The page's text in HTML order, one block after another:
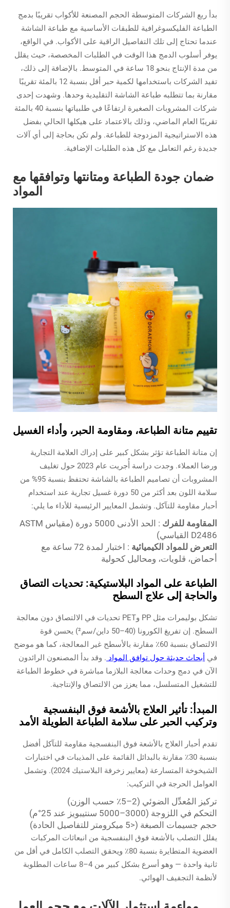
بدأ ربع الشركات المتوسطة الحجم المصنعة للأكواب تقريبًا بدمج
الطباعة الفليكسوغرافية للطبقات الأساسية مع طباعة الشاشة
عندما تحتاج إلى تلك التفاصيل الراقية على الأكواب. في الواقع،
يوفر أسلوب الدمج هذا الوقت في الطلبات المخصصة، حيث يقلل
من مدة الإنتاج بنحو 18 ساعة في المتوسط. بالإضافة إلى ذلك،
تفيد الشركات باستخدامها لكمية حبر أقل بنسبة 12 بالمئة تقريبًا
مقارنة بما تتطلبه طباعة الشاشة التقليدية وحدها. وشهدت إحدى
شركات المشروبات الصغيرة ارتفاعًا في طلبياتها بنسبة 40 بالمئة
تقريبًا العام الماضي، وذلك بالاعتماد على هيكلها الحالي بفضل
هذه الاستراتيجية المزدوجة للطباعة. ولم تكن بحاجة إلى أي آلات
جديدة رغم التعامل مع كل هذه الطلبات الإضافية.
ضمان جودة الطباعة ومتانتها وتوافقها مع
المواد
تقييم متانة الطباعة، ومقاومة الحبر، وأداء الغسيل
إن متانة الطباعة تؤثر بشكل كبير على إدراك العلامة التجارية
ورضا العملاء. وجدت دراسة أُجريت عام 2023 حول تغليف
المشروبات أن تصاميم الطباعة بالشاشة تحتفظ بنسبة 95% من
سلامة اللون بعد أكثر من 50 دورة غسيل تجارية عند استخدام
أحبار مقاومة للتآكل. وتشمل المعايير الرئيسية للأداء ما يلي:
المقاومة للفرك
: الحد الأدنى 5000 دورة (مقياس ASTM
D2486 القياسي)
التعرض للمواد الكيميائية
: اختبار لمدة 72 ساعة مع
أحماض، قلويات، ومحاليل كحولية
الطباعة على المواد البلاستيكية: تحديات التصاق
والحاجة إلى علاج السطح
تشكل بوليمرات مثل PP وPET تحديات في الالتصاق دون معالجة
السطح. إن تفريغ الكورونا (40–50 داين/سم²) يحسن قوة
الالتصاق بنسبة 60٪ مقارنة بالأسطح غير المعالجة، كما هو موضح
في أبحاث حديثة حول توافق المواد . وقد بدأ المصنعون الرائدون
الآن في دمج وحدات معالجة البلازما مباشرة في خطوط الطباعة
للتشغيل المتسلسل، مما يعزز من الالتصاق والإنتاجية.
المبدأ: تأثير العلاج بالأشعة فوق البنفسجية
وتركيب الحبر على سلامة الطباعة الطويلة الأمد
تقدم أحبار العلاج بالأشعة فوق البنفسجية مقاومة للتآكل أفضل
بنسبة 30٪ مقارنة بالبدائل القائمة على المذيبات في اختبارات
الشيخوخة المتسارعة (معايير زخرفة البلاستيك 2024). وتشمل
العوامل الحرجة في التركيب:
تركيز المُعدِّل الضوئي (2–5٪ حسب الوزن)
التحكم في اللزوجة (3000–5000 سنتيبويز عند 25°م)
حجم جسيمات الصبغة (<5 ميكرومتر للتفاصيل الحادة)
يقلل التصلب بالأشعة فوق البنفسجية من انبعاثات المركبات
العضوية المتطايرة بنسبة 80٪ ويحقق التصلب الكامل في أقل من
ثانية واحدة — وهو أسرع بشكل كبير من 4–8 ساعات المطلوبة
لأنظمة التجفيف الهوائي.